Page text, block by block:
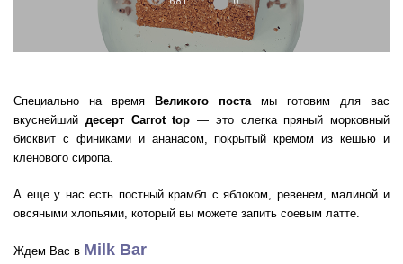
Специально на время Великого постамы готовим для вас
вкуснейший десерт Carrot top — это слегка пряный морковный
бисквит с финиками и ананасом, покрытый кремом из кешью и
кленового сиропа.
А еще у нас есть постный крамбл с яблоком, ревенем, малиной и
овсяными хлопьями, который вы можете запить соевым латте.
Ждем Вас в Milk Bar